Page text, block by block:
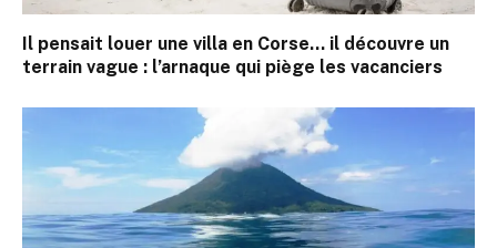
Il pensait louer une villa en Corse… il découvre un
terrain vague : l’arnaque qui piège les vacanciers